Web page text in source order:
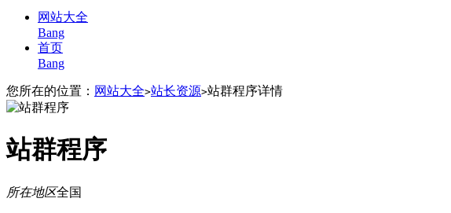
网站大全
Bang
首页
Bang
您所在的位置： 网站大全>站长资源>站群程序详情
站群程序
所在地区全国